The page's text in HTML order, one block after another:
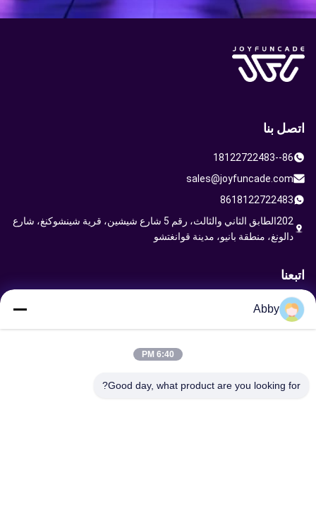
اتصل بنا
86--18122722483
sales@joyfuncade.com
8618122722483
202الطابق الثاني والثالث، رقم 5 شارع شيشين، قرية شينشوكنغ، شارع
دالونغ، منطقة بانيو، مدينة قوانغتشو
اتبعنا
Abby
6:40 PM
Good day, what product are you looking for?